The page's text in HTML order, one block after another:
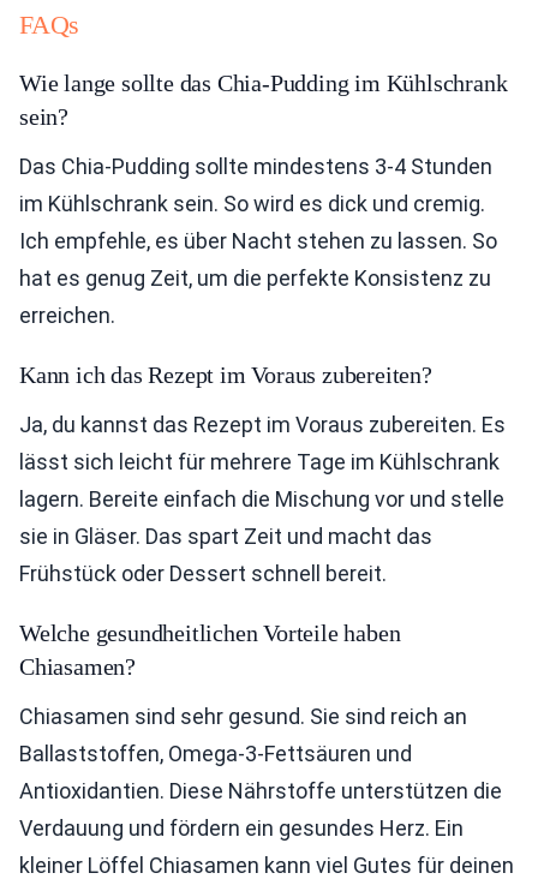
FAQs
Wie lange sollte das Chia-Pudding im Kühlschrank
sein?
Das Chia-Pudding sollte mindestens 3-4 Stunden
im Kühlschrank sein. So wird es dick und cremig.
Ich empfehle, es über Nacht stehen zu lassen. So
hat es genug Zeit, um die perfekte Konsistenz zu
erreichen.
Kann ich das Rezept im Voraus zubereiten?
Ja, du kannst das Rezept im Voraus zubereiten. Es
lässt sich leicht für mehrere Tage im Kühlschrank
lagern. Bereite einfach die Mischung vor und stelle
sie in Gläser. Das spart Zeit und macht das
Frühstück oder Dessert schnell bereit.
Welche gesundheitlichen Vorteile haben
Chiasamen?
Chiasamen sind sehr gesund. Sie sind reich an
Ballaststoffen, Omega-3-Fettsäuren und
Antioxidantien. Diese Nährstoffe unterstützen die
Verdauung und fördern ein gesundes Herz. Ein
kleiner Löffel Chiasamen kann viel Gutes für deinen